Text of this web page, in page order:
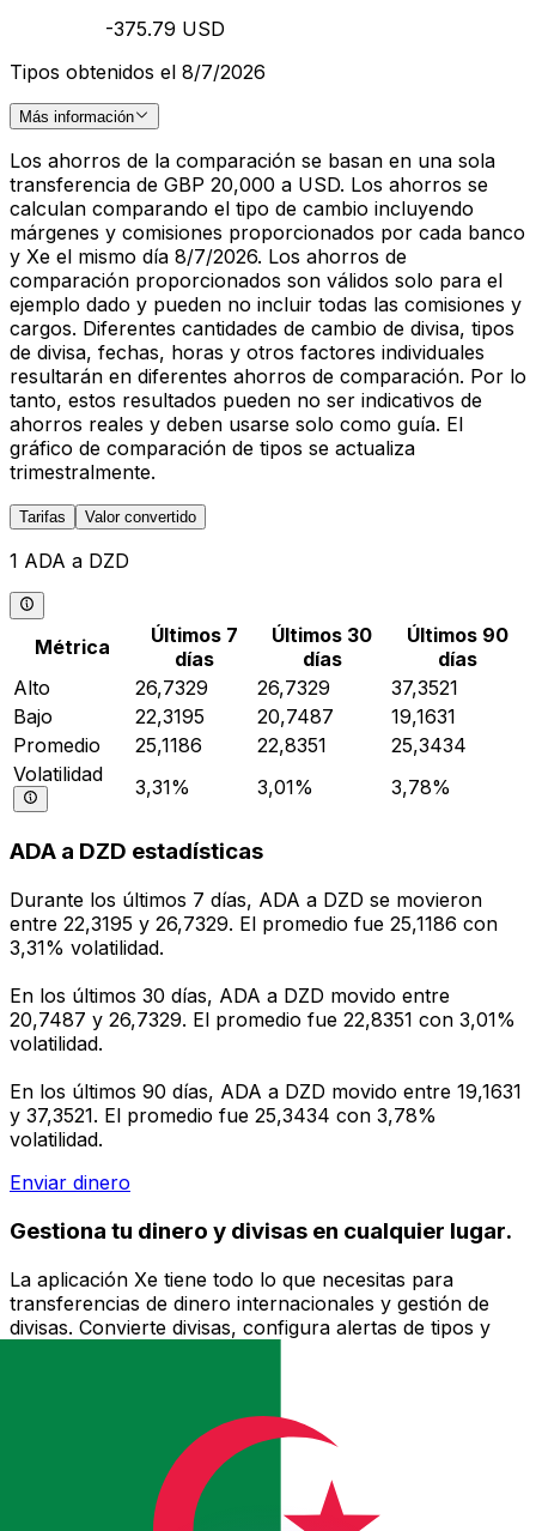
-375.79 USD
Tipos obtenidos el 8/7/2026
Más información
Los ahorros de la comparación se basan en una sola
transferencia de GBP 20,000 a USD. Los ahorros se
calculan comparando el tipo de cambio incluyendo
márgenes y comisiones proporcionados por cada banco
y Xe el mismo día 8/7/2026. Los ahorros de
comparación proporcionados son válidos solo para el
ejemplo dado y pueden no incluir todas las comisiones y
cargos. Diferentes cantidades de cambio de divisa, tipos
de divisa, fechas, horas y otros factores individuales
resultarán en diferentes ahorros de comparación. Por lo
tanto, estos resultados pueden no ser indicativos de
ahorros reales y deben usarse solo como guía. El
gráfico de comparación de tipos se actualiza
trimestralmente.
Tarifas Valor convertido
1 ADA a DZD
Métrica
Últimos 7
días
Últimos 30
días
Últimos 90
días
Alto
26,7329 26,7329
37,3521
Bajo
22,3195 20,7487
19,1631
Promedio
25,1186 22,8351
25,3434
Volatilidad
3,31% 3,01% 3,78%
ADA a DZD estadísticas
Durante los últimos 7 días, ADA a DZD se movieron
entre 22,3195 y 26,7329. El promedio fue 25,1186 con
3,31% volatilidad.
En los últimos 30 días, ADA a DZD movido entre
20,7487 y 26,7329. El promedio fue 22,8351 con 3,01%
volatilidad.
En los últimos 90 días, ADA a DZD movido entre 19,1631
y 37,3521. El promedio fue 25,3434 con 3,78%
volatilidad.
Enviar dinero
Gestiona tu dinero y divisas en cualquier lugar.
La aplicación Xe tiene todo lo que necesitas para
transferencias de dinero internacionales y gestión de
divisas. Convierte divisas, configura alertas de tipos y